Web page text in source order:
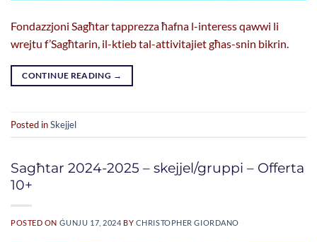
Fondazzjoni Sagħtar tapprezza ħafna l-interess qawwi li
wrejtu f’Sagħtarin, il-ktieb tal-attivitajiet għas-snin bikrin.
CONTINUE READING →
Posted inSkejjel
Sagħtar 2024-2025 – skejjel/gruppi – Offerta
10+
POSTED ON ĠUNJU 17, 2024 BY CHRISTOPHER GIORDANO